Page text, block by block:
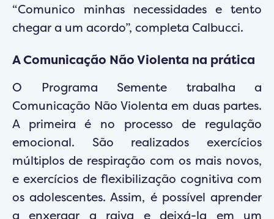
“Comunico minhas necessidades e tento
chegar a um acordo”, completa Calbucci.
A Comunicação Não Violenta na prática
O Programa Semente trabalha a
Comunicação Não Violenta em duas partes.
A primeira é no processo de regulação
emocional. São realizados exercícios
múltiplos de respiração com os mais novos,
e exercícios de flexibilização cognitiva com
os adolescentes. Assim, é possível aprender
a enxergar a raiva e deixá-la em um